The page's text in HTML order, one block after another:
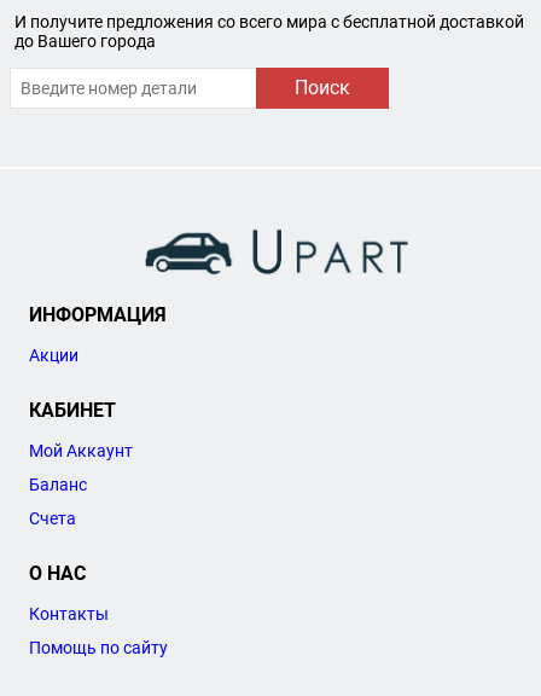
И получите предложения со всего мира с бесплатной доставкой
до Вашего города
Поиск
ИНФОРМАЦИЯ
Акции
КАБИНЕТ
Мой Аккаунт
Баланс
Счета
О НАС
Контакты
Помощь по сайту